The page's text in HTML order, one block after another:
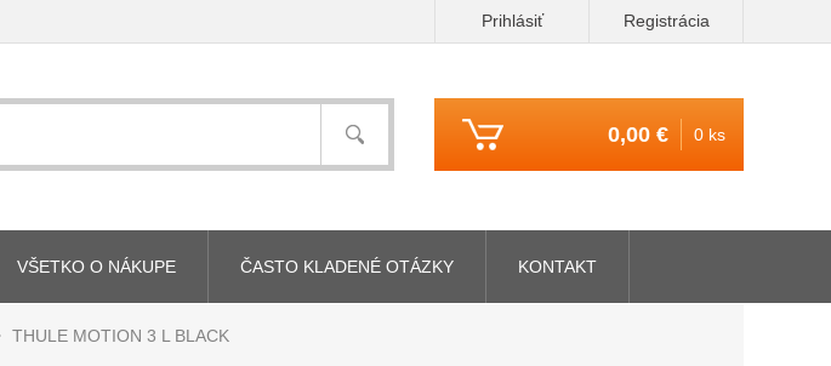
Prihlásiť Registrácia
0,00 € 0 ks
THULE MOTION 3 L BLACK
VŠETKO O NÁKUPE ČASTO KLADENÉ OTÁZKY KONTAKT